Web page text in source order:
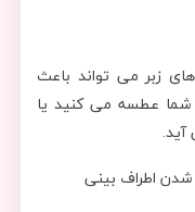
زبر می تواند باعث
عطسه می کنید یا